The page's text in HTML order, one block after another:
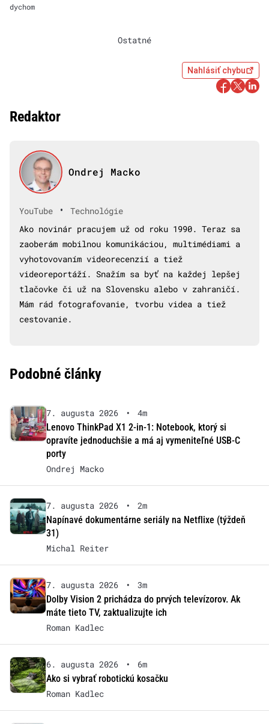
dychom
Ostatné
Nahlásiť chybu
Redaktor
Ondrej Macko
YouTube •
Technológie
Ako novinár pracujem už od roku 1990. Teraz sa
zaoberám mobilnou komunikáciou, multimédiami a
vyhotovovaním videorecenzií a tiež
videoreportáží. Snažím sa byť na každej lepšej
tlačovke či už na Slovensku alebo v zahraničí.
Mám rád fotografovanie, tvorbu videa a tiež
cestovanie.
Podobné články
7. augusta 2026 •
4m
Lenovo ThinkPad X1 2-in-1: Notebook, ktorý si
opravíte jednoduchšie a má aj vymeniteľné USB-C
porty
Ondrej Macko
7. augusta 2026 •
2m
Napínavé dokumentárne seriály na Netflixe (týždeň
31)
Michal Reiter
7. augusta 2026 •
3m
Dolby Vision 2 prichádza do prvých televízorov. Ak
máte tieto TV, zaktualizujte ich
Roman Kadlec
6. augusta 2026 •
6m
Ako si vybrať robotickú kosačku
Roman Kadlec